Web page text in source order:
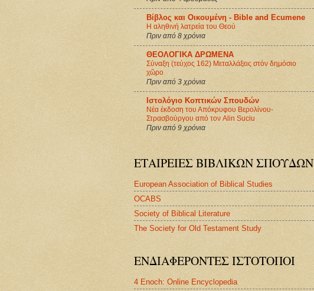
Βίβλος και Οικουμένη - Βible and Ecumene
Η αληθινή λατρεία του Θεού
Πριν από 8 χρόνια
ΘΕΟΛΟΓΙΚΑ ΔΡΩΜΕΝΑ
Σύναξη (τεύχος 162) Μεταλλάξεις στὸν δημόσιο
χῶρο
Πριν από 3 χρόνια
Ιστολόγιο Κοπτικών Σπουδών
Νέα έκδοση του Απόκρυφου Βερολίνου-
Στρασβούργου από τον Alin Suciu
Πριν από 9 χρόνια
ΕΤΑΙΡΕΙΕΣ ΒΙΒΛΙΚΩΝ ΣΠΟΥΔΩΝ
European Association of Biblical Studies
OCABS
Society of Biblical Literature
The Society for Old Testament Study
ΕΝΔΙΑΦΕΡΟΝΤΕΣ ΙΣΤΟΤΟΠΟΙ
4 Enoch: Online Encyclopedia